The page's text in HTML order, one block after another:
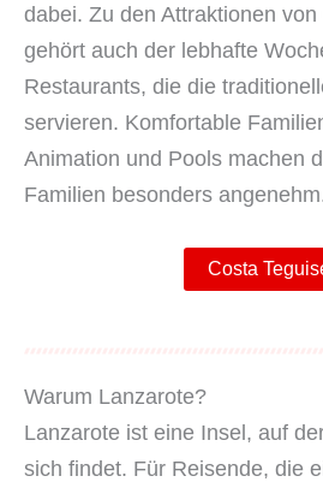
dabei. Zu den Attraktionen
gehört auch der lebhafte
Restaurants, die die
servieren. Komfortable
Animation und Pools machen
Familien besonders
Costa
Warum Lanzarote?
Lanzarote ist eine Insel, auf
sich findet. Für Reisende, die